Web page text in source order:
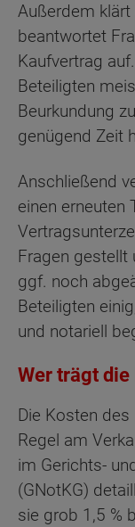
Außerdem
beantwortet
Kaufvertrag
Beteiligten
Beurkundung
genügend Zeit
Anschließend
einen erneuten
Fragen gestellt
ggf. noch
Beteiligten
und notariell
Wer trägt die
Die Kosten
Regel am
im Gerichts-
(GNotKG)
sie grob 1,5 %